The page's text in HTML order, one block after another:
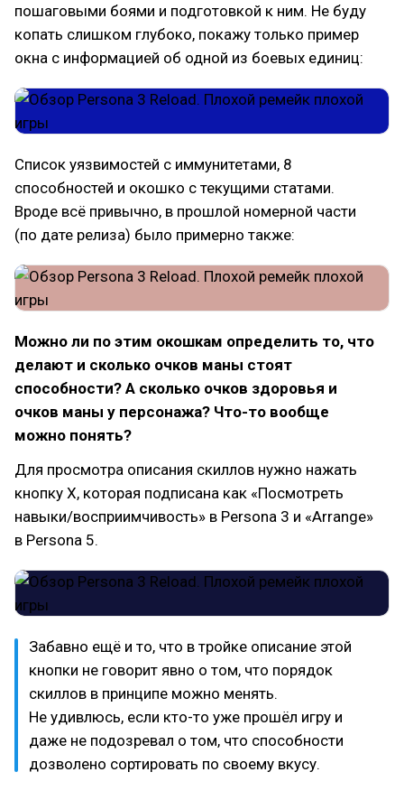
пошаговыми боями и подготовкой к ним. Не буду
копать слишком глубоко, покажу только пример
окна с информацией об одной из боевых единиц:
Список уязвимостей с иммунитетами, 8
способностей и окошко с текущими статами.
Вроде всё привычно, в прошлой номерной части
(по дате релиза) было примерно также:
Можно ли по этим окошкам определить то, что
делают и сколько очков маны стоят
способности? А сколько очков здоровья и
очков маны у персонажа? Что-то вообще
можно понять?
Для просмотра описания скиллов нужно нажать
кнопку X, которая подписана как «Посмотреть
навыки/восприимчивость» в Persona 3 и «Arrange»
в Persona 5.
Забавно ещё и то, что в тройке описание этой
кнопки не говорит явно о том, что порядок
скиллов в принципе можно менять.
Не удивлюсь, если кто-то уже прошёл игру и
даже не подозревал о том, что способности
дозволено сортировать по своему вкусу.